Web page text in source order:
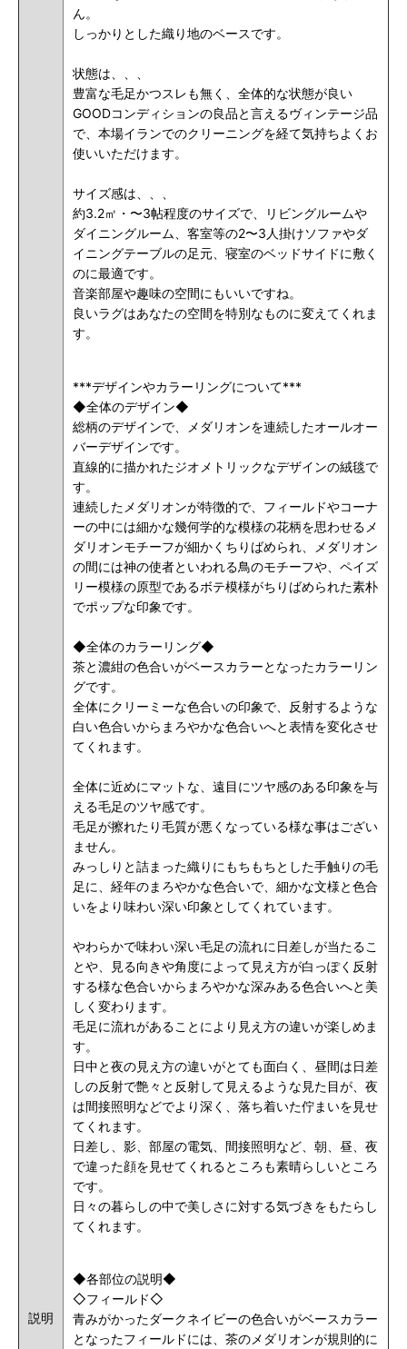
説明
ん。
しっかりとした織り地のベースです。
状態は、、、
豊富な毛足かつスレも無く、全体的な状態が良い
GOODコンディションの良品と言えるヴィンテージ品
で、本場イランでのクリーニングを経て気持ちよくお
使いいただけます。
サイズ感は、、、
約3.2㎡・〜3帖程度のサイズで、リビングルームや
ダイニングルーム、客室等の2〜3人掛けソファやダ
イニングテーブルの足元、寝室のベッドサイドに敷く
のに最適です。
音楽部屋や趣味の空間にもいいですね。
良いラグはあなたの空間を特別なものに変えてくれま
す。
***デザインやカラーリングについて***
◆全体のデザイン◆
総柄のデザインで、メダリオンを連続したオールオー
バーデザインです。
直線的に描かれたジオメトリックなデザインの絨毯で
す。
連続したメダリオンが特徴的で、フィールドやコーナ
ーの中には細かな幾何学的な模様の花柄を思わせるメ
ダリオンモチーフが細かくちりばめられ、メダリオン
の間には神の使者といわれる鳥のモチーフや、ペイズ
リー模様の原型であるボテ模様がちりばめられた素朴
でポップな印象です。
◆全体のカラーリング◆
茶と濃紺の色合いがベースカラーとなったカラーリン
グです。
全体にクリーミーな色合いの印象で、反射するような
白い色合いからまろやかな色合いへと表情を変化させ
てくれます。
全体に近めにマットな、遠目にツヤ感のある印象を与
える毛足のツヤ感です。
毛足が擦れたり毛質が悪くなっている様な事はござい
ません。
みっしりと詰まった織りにもちもちとした手触りの毛
足に、経年のまろやかな色合いで、細かな文様と色合
いをより味わい深い印象としてくれています。
やわらかで味わい深い毛足の流れに日差しが当たるこ
とや、見る向きや角度によって見え方が白っぽく反射
する様な色合いからまろやかな深みある色合いへと美
しく変わります。
毛足に流れがあることにより見え方の違いが楽しめま
す。
日中と夜の見え方の違いがとても面白く、昼間は日差
しの反射で艶々と反射して見えるような見た目が、夜
は間接照明などでより深く、落ち着いた佇まいを見せ
てくれます。
日差し、影、部屋の電気、間接照明など、朝、昼、夜
で違った顔を見せてくれるところも素晴らしいところ
です。
日々の暮らしの中で美しさに対する気づきをもたらし
てくれます。
◆各部位の説明◆
◇フィールド◇
青みがかったダークネイビーの色合いがベースカラー
となったフィールドには、茶のメダリオンが規則的に